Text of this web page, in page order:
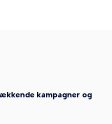
kampagner og